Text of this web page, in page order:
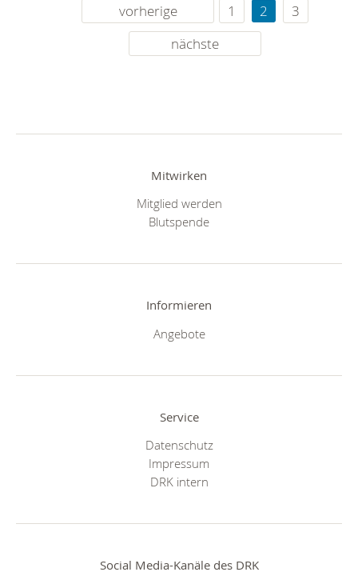
vorherige 1 2
3
nächste
Mitwirken
Mitglied werden
Blutspende
Informieren
Angebote
Service
Datenschutz
Impressum
DRK intern
Social Media-Kanäle des DRK